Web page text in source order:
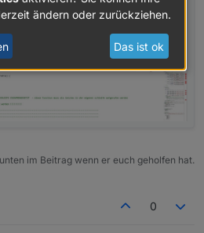
im Beitrag wenn er euch geholfen hat.
0
ändern oder zurückziehen.
Das ist ok